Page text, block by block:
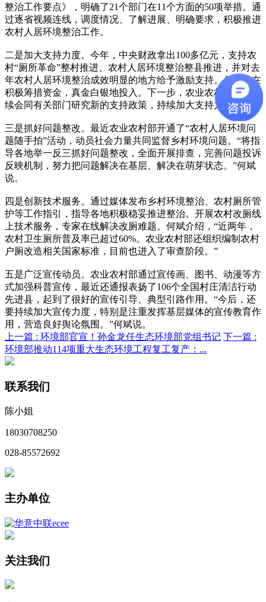
整治工作要点》，明确了21个部门在11个方面的50项举措。通
过逐省视频连线，调度情况、了解进展、明确要求，积极推进
农村人居环境整治工作。
二是加大支持力度。今年，中央财政拿出100多亿元，支持农
村“厕所革命”整村推进、农村人居环境整治整县推进，并对去
年农村人居环境整治成效明显的地方给予激励支持。各地也在
积极筹措资金，真金白银地投入。下一步，农业农村部还将继
续会同有关部门研究新的支持政策，持续加大支持力度。
三是抓好问题整改。最近农业农村部开通了“农村人居环境问
题随手拍”活动，动员社会力量共同监督乡村环境问题。“将指
导各地举一反三抓好问题整改，全面开展排查，完善问题投诉
反映机制，努力把问题解决在基层、解决在萌芽状态。”何斌
说。
四是创新技术服务。通过媒体发布乡村环境整治、农村厕所管
护等工作指引，指导各地积极稳妥推进整治。开展农村改厕线
上技术服务，专家在线解决改厕难题。何斌介绍，“近两年，
农村卫生厕所普及率已超过60%。农业农村部还组织编制农村
户厕改造相关国家标准，目前也进入了审查阶段。”
五是广泛宣传动员。农业农村部通过宣传画、图书、动漫等方
式加强科普宣传，最近还通报表扬了106个全国村庄清洁行动
先进县，起到了很好的宣传引导、典型引路作用。“今后，还
要持续加大宣传力度，特别是注重发挥基层媒体的宣传教育作
用，营造良好舆论氛围。”何斌说。
上一篇 : 环境部官宣！孙金龙任生态环境部党组书记 下一篇 :
环境部推动114项重大生态环境工程复工复产：...
联系我们
陈小姐
18030708250
028-85572692
主办单位
关注我们